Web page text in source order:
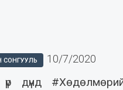
СОНГУУЛЬ 10/7/2020
дүнд